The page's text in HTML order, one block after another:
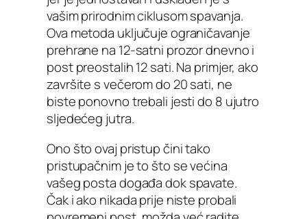
vašim prirodnim ciklusom spavanja.
Ova metoda uključuje ograničavanje
prehrane na 12-satni prozor dnevno i
post preostalih 12 sati. Na primjer, ako
završite s večerom do 20 sati, ne
biste ponovno trebali jesti do 8 ujutro
sljedećeg jutra.
Ono što ovaj pristup čini tako
pristupačnim je to što se većina
vašeg posta događa dok spavate.
Čak i ako nikada prije niste probali